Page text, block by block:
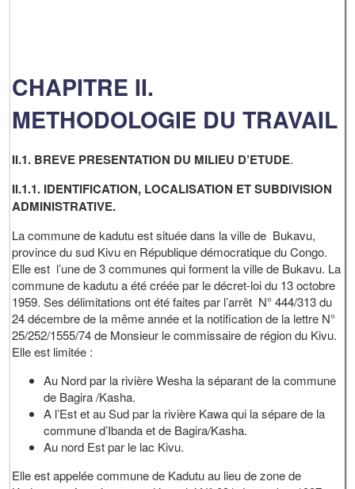
CHAPITRE II.
METHODOLOGIE DU TRAVAIL
II.1. BREVE PRESENTATION DU MILIEU D’ETUDE.
II.1.1. IDENTIFICATION, LOCALISATION ET SUBDIVISION
ADMINISTRATIVE.
La commune de kadutu est située dans la ville de Bukavu,
province du sud Kivu en République démocratique du Congo.
Elle est l’une de 3 communes qui forment la ville de Bukavu. La
commune de kadutu a été créée par le décret-loi du 13 octobre
1959. Ses délimitations ont été faites par l’arrêt N° 444/313 du
24 décembre de la même année et la notification de la lettre N°
25/252/1555/74 de Monsieur le commissaire de région du Kivu.
Elle est limitée :
Au Nord par la rivière Wesha la séparant de la commune
de Bagira /Kasha.
A l’Est et au Sud par la rivière Kawa qui la sépare de la
commune d’Ibanda et de Bagira/Kasha.
Au nord Est par le lac Kivu.
Elle est appelée commune de Kadutu au lieu de zone de